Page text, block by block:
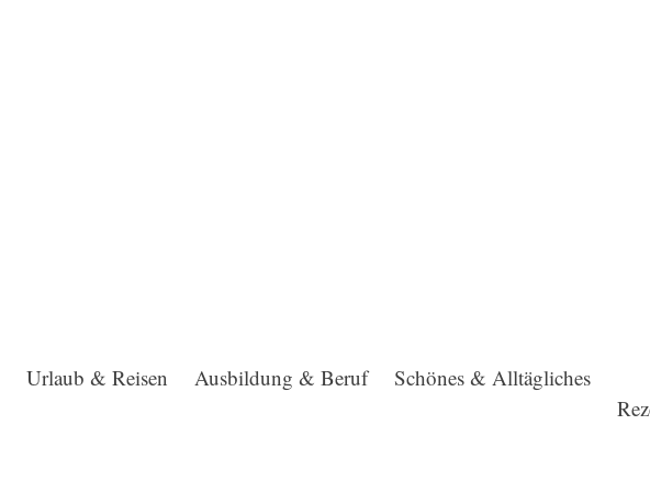
Urlaub & Reisen Ausbildung & Beruf
Schönes & Alltägliches